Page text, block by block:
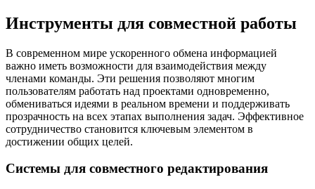
Инструменты для совместной работы
В современном мире ускоренного обмена информацией
важно иметь возможности для взаимодействия между
членами команды. Эти решения позволяют многим
пользователям работать над проектами одновременно,
обмениваться идеями в реальном времени и поддерживать
прозрачность на всех этапах выполнения задач. Эффективное
сотрудничество становится ключевым элементом в
достижении общих целей.
Системы для совместного редактирования